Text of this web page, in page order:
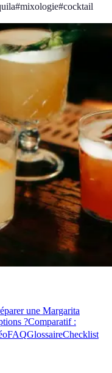
#mixologie#cocktail
une Margarita
?Comparatif :
FAQGlossaireChecklist